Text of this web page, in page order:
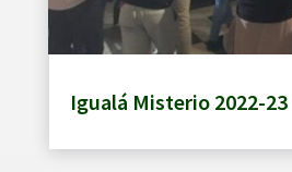
Igualá Misterio 2022-23